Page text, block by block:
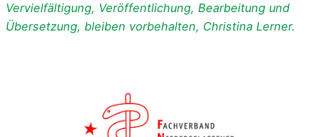
Vervielfältigung, Veröffentlichung, Bearbeitung und
Übersetzung, bleiben vorbehalten, Christina Lerner.